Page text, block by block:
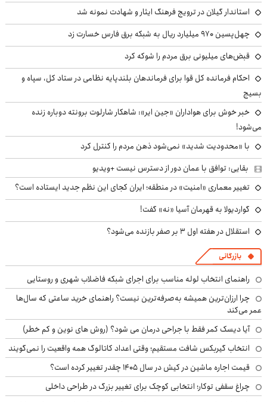
استاندار گیلان در ترویج فرهنگ ایثار و شهادت نمونه شد
چهل‌پسین ۹۷۰ میلیارد ریال به شبکه برق فارس خسارت زد
قبض‌های میلیونی برق مردم را شوکه کرد
احکام فرمانده کل قوا برای فرماندهان بلندپایه نظامی در ستاد کل، سپاه و
بسیج
خبر خوش برای هواداران «جین ایر»: شاهکار شارلوت برونته دوباره زنده
می‌شود!
با «محدودیت شدید» نمی‌شود ذهن مردم را کنترل کرد
بقایی: توافق با عمان دور از دسترس نیست +ویدیو
تغییر معماری «امنیت» در منطقه؛ ایران کجای این نظم جدید ایستاده است؟
گواردیولا به قهرمان آسیا «نه» گفت!
استقلال در هفته اول ۳ بر صفر بازنده می‌شود؟
بازرگانی
راهنمای انتخاب لوله مناسب برای اجرای شبکه فاضلاب شهری و روستایی
چرا ارزان‌ترین همیشه به‌صرفه‌ترین نیست؟ راهنمای خرید ساعتی که سال‌ها
عمر می‌کند
آیا دیسک کمر فقط با جراحی درمان می شود؟ (روش های نوین و کم خطر)
انتخاب گیربکس شافت مستقیم؛ وقتی اعداد کاتالوگ همه واقعیت را نمی‌گویند
قیمت اجاره ماشین در کیش در سال ۱۴۰۵ چقدر تغییر کرده است؟
چراغ سقفی توکار؛ انتخابی کوچک برای تغییر بزرگ در طراحی داخلی